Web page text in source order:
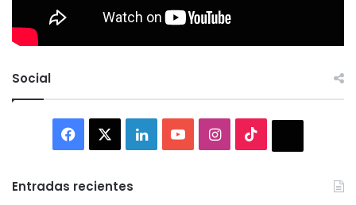
Social
Facebook LinkedInYouTubeInstagram
Entradas recientes